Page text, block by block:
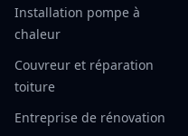
Installation pompe à
chaleur
Couvreur et réparation
toiture
Entreprise de rénovation